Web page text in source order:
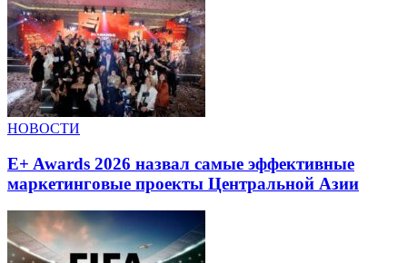
НОВОСТИ
E+ Awards 2026 назвал самые эффективные
маркетинговые проекты Центральной Азии